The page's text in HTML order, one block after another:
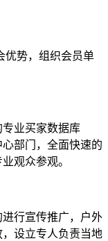
优势，组织会员单
业买家数据库
心部门，全面快速的
观众参观。
行宣传推广，户外
设立专人负责当地